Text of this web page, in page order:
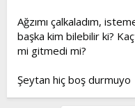
Ağzımı çalkaladım,
başka kim bilebilir ki?
mi gitmedi mi?
Şeytan hiç boş durmuyo